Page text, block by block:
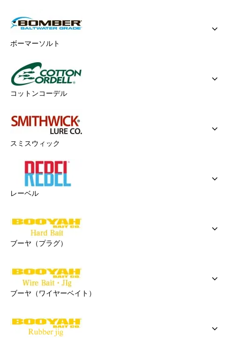
ボーマーソルト
コットンコーデル
スミスウィック
レーベル
ブーヤ（プラグ）
ブーヤ（ワイヤーベイト）